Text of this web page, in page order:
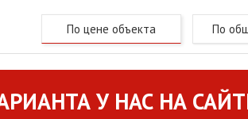
По цене объекта По
У НАС НА